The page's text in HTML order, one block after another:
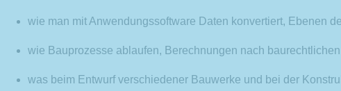
wie man mit Anwendungssoftware Daten konvertiert, Ebenen
wie Bauprozesse ablaufen, Berechnungen nach
was beim Entwurf verschiedener Bauwerke und bei der